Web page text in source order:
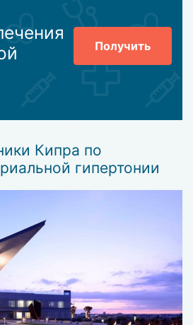
Получить
Кипра по
гипертонии